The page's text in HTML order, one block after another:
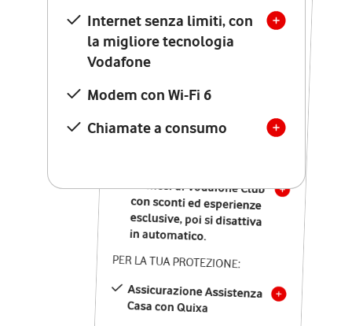
Internet senza limiti, con
la migliore tecnologia
Vodafone
Modem con Wi-Fi 6
Chiamate a consumo
Internet senza limiti, con
la migliore tecnologia
Vodafone
Modem Seven con Wi-Fi 7
Chiamate illimitate verso
numeri fissi e mobili
nazionali
12 mesi di Vodafone Club
con sconti ed esperienze
esclusive, poi si disattiva
in automatico.
PER LA TUA PROTEZIONE:
Assicurazione Assistenza
Casa con Quixa